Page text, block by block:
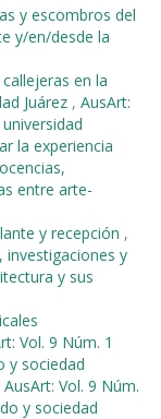
y escombros del
y/en/desde la
en la
Juárez , AusArt:
la experiencia
entre arte-
y recepción ,
investigaciones y
y sus
Vol. 9 Núm. 1
y sociedad
AusArt: Vol. 9 Núm.
y sociedad